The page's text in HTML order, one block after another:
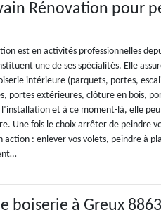
Rénovation pour
est en activités professionnelles
une de ses spécialités. Elle
intérieure (parquets, portes,
portes extérieures, clôture en bois,
et à ce moment-là, elle
Une fois le choix arrêter de peindre
: enlever vos volets, peindre à
boiserie à Greux